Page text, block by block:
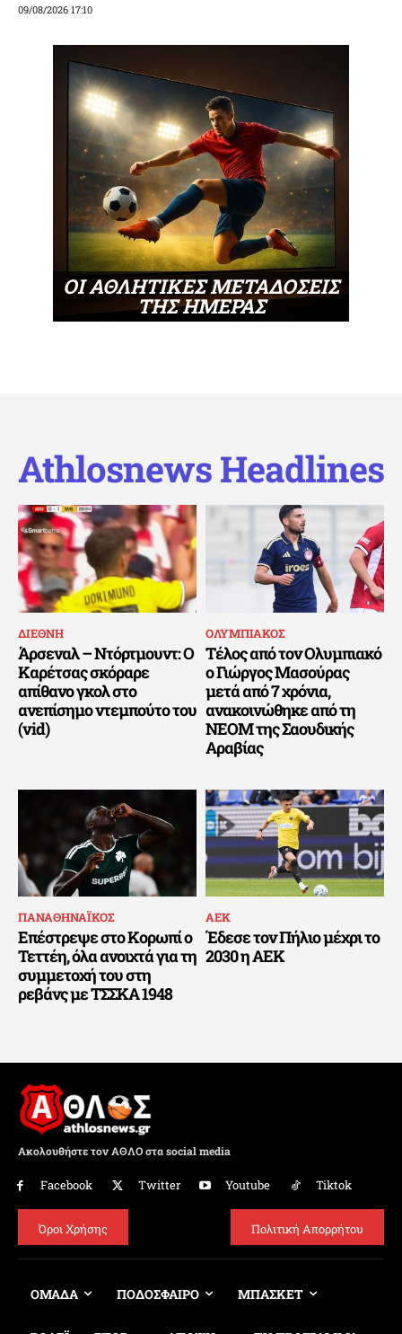
09/08/2026 17:10
ΟΙ ΑΘΛΗΤΙΚΕΣ ΜΕΤΑΔΟΣΕΙΣ
ΤΗΣ ΗΜΕΡΑΣ
Athlosnews Headlines
ΔΙΕΘΝΗ
Άρσεναλ – Ντόρτμουντ: Ο
Καρέτσας σκόραρε
απίθανο γκολ στο
ανεπίσημο ντεμπούτο του
(vid)
ΟΛΥΜΠΙΑΚΟΣ
Τέλος από τον Ολυμπιακό
ο Γιώργος Μασούρας
μετά από 7 χρόνια,
ανακοινώθηκε από τη
ΝΕΟΜ της Σαουδικής
Αραβίας
ΠΑΝΑΘΗΝΑΪΚΟΣ
Επέστρεψε στο Κορωπί ο
Τεττέη, όλα ανοιχτά για τη
συμμετοχή του στη
ρεβάνς με ΤΣΣΚΑ 1948
ΑΕΚ
Έδεσε τον Πήλιο μέχρι το
2030 η ΑΕΚ
Ακολουθήστε τον ΑΘΛΟ στα social media
Facebook Twitter Youtube Tiktok
Όροι Χρήσης Πολιτική Απορρήτου
ΟΜΑΔΑ ΠΟΔΟΣΦΑΙΡΟ ΜΠΑΣΚΕΤ